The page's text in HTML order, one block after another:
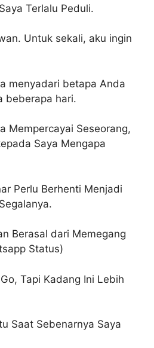
Terlalu Peduli.
Untuk sekali, aku ingin
menyadari betapa Anda
beberapa hari.
Mempercayai Seseorang,
Saya Mengapa
Perlu Berhenti Menjadi
Berasal dari Memegang
Status)
Tapi Kadang Ini Lebih
Saat Sebenarnya Saya